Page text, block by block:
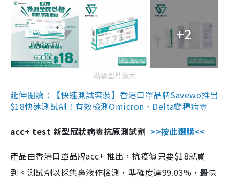
+2
點擊圖片放大
延伸閱讀：【快速測試套裝】香港口罩品牌Savewo推出
$18快速測試劑！有效檢測Omicron、Delta變種病毒
acc+ test 新型冠狀病毒抗原測試劑 >>按此選購<<
產品由香港口罩品牌acc+ 推出，抗疫價只要$18就買
到。測試劑以採集鼻液作檢測，準確度達99.03%，最快